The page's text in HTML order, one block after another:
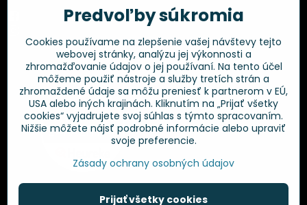
Facebook
Overené zákazníkmi
Predvoľby súkromia
Cookies používame na zlepšenie vašej návštevy tejto
webovej stránky, analýzu jej výkonnosti a
zhromažďovanie údajov o jej používaní. Na tento účel
môžeme použiť nástroje a služby tretích strán a
zhromaždené údaje sa môžu preniesť k partnerom v EÚ,
USA alebo iných krajinách. Kliknutím na „Prijať všetky
cookies“ vyjadrujete svoj súhlas s týmto spracovaním.
Nižšie môžete nájsť podrobné informácie alebo upraviť
svoje preferencie.
Zásady ochrany osobných údajov
Prijať všetky cookies